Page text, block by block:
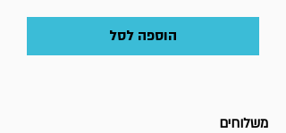
הוספה לסל
משלוחים